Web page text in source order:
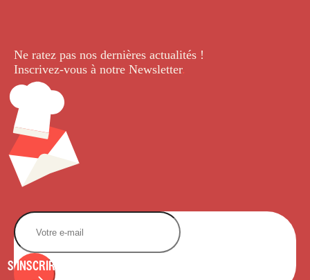
Ne ratez pas nos dernières actualités !
Inscrivez-vous à notre Newsletter.
S'INSCRIRE